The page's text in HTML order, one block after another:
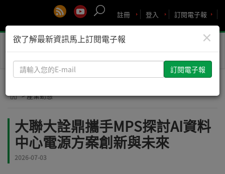
訂閱電子報
登入
註冊
Toggle
> 產業動態
大聯大詮鼎攜手MPS探討AI資料
中心電源方案創新與未來
2026-07-03
×
欲了解最新資訊馬上訂閱電子報
請
輸
您
E-
mail